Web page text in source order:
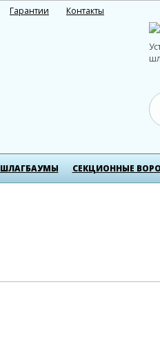
Гарантии Контакты
ШЛАГБАУМЫ СЕКЦИОННЫЕ